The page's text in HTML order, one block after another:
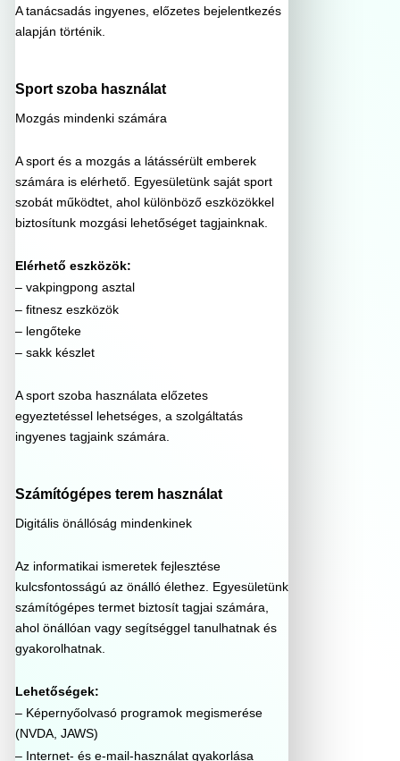
A tanácsadás ingyenes, előzetes bejelentkezés
alapján történik.
Sport szoba használat
Mozgás mindenki számára
A sport és a mozgás a látássérült emberek
számára is elérhető. Egyesületünk saját sport
szobát működtet, ahol különböző eszközökkel
biztosítunk mozgási lehetőséget tagjainknak.
Elérhető eszközök:
– vakpingpong asztal
– fitnesz eszközök
– lengőteke
– sakk készlet
A sport szoba használata előzetes
egyeztetéssel lehetséges, a szolgáltatás
ingyenes tagjaink számára.
Számítógépes terem használat
Digitális önállóság mindenkinek
Az informatikai ismeretek fejlesztése
kulcsfontosságú az önálló élethez. Egyesületünk
számítógépes termet biztosít tagjai számára,
ahol önállóan vagy segítséggel tanulhatnak és
gyakorolhatnak.
Lehetőségek:
– Képernyőolvasó programok megismerése
(NVDA, JAWS)
– Internet- és e-mail-használat gyakorlása